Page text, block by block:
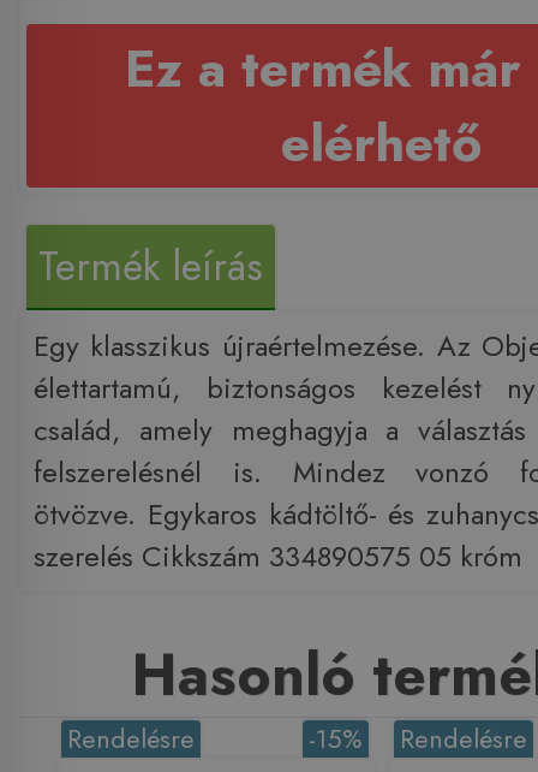
Ez a termék már
elérhető
Termék leírás
Egy klasszikus újraértelmezése. Az
élettartamú, biztonságos kezelést
család, amely meghagyja a
felszerelésnél is. Mindez vonzó
ötvözve. Egykaros kádtöltő- és
szerelés Cikkszám 334890575 05 króm
Hasonló
-15%
Rendelésre Rendelésre